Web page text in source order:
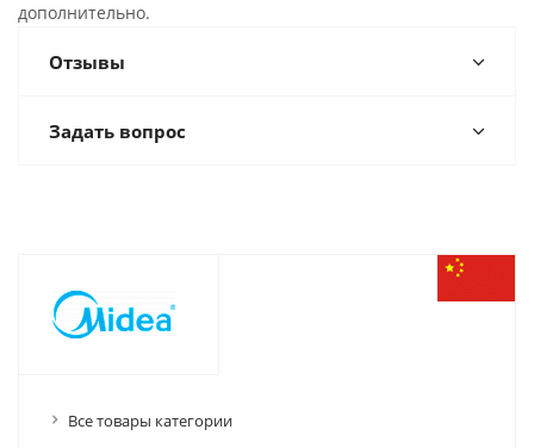
дополнительно.
Отзывы
Задать вопрос
Все товары категории